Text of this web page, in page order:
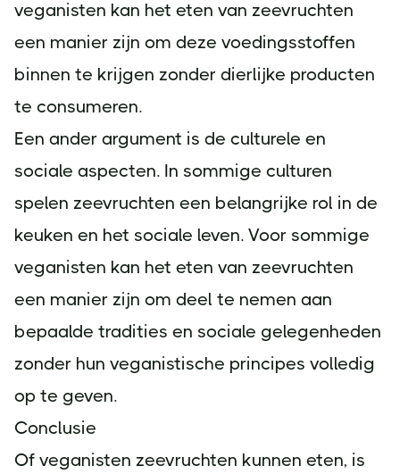
veganisten kan het eten van zeevruchten
een manier zijn om deze voedingsstoffen
binnen te krijgen zonder dierlijke producten
te consumeren.
Een ander argument is de culturele en
sociale aspecten. In sommige culturen
spelen zeevruchten een belangrijke rol in de
keuken en het sociale leven. Voor sommige
veganisten kan het eten van zeevruchten
een manier zijn om deel te nemen aan
bepaalde tradities en sociale gelegenheden
zonder hun veganistische principes volledig
op te geven.
Conclusie
Of veganisten zeevruchten kunnen eten, is